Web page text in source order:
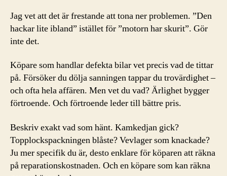
Jag vet att det är frestande att tona ner problemen. ”Den
hackar lite ibland” istället för ”motorn har skurit”. Gör
inte det.
Köpare som handlar defekta bilar vet precis vad de tittar
på. Försöker du dölja sanningen tappar du trovärdighet –
och ofta hela affären. Men vet du vad? Ärlighet bygger
förtroende. Och förtroende leder till bättre pris.
Beskriv exakt vad som hänt. Kamkedjan gick?
Topplockspackningen blåste? Vevlager som knackade?
Ju mer specifik du är, desto enklare för köparen att räkna
på reparationskostnaden. Och en köpare som kan räkna